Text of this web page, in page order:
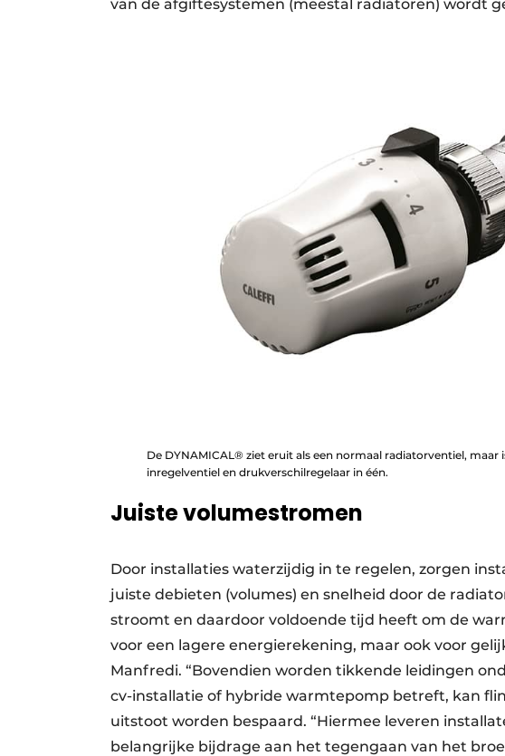
van de afgiftesystemen (meestal radiatoren) wordt
De DYNAMICAL® ziet eruit als een normaal radiatorventiel,
inregelventiel en drukverschilregelaar in één.
Juiste volumestromen
Door installaties waterzijdig in te regelen, zorgen
juiste debieten (volumes) en snelheid door de
stroomt en daardoor voldoende tijd heeft om de
voor een lagere energierekening, maar ook voor
Manfredi. “Bovendien worden tikkende leidingen
cv-installatie of hybride warmtepomp betreft, kan
uitstoot worden bespaard. “Hiermee leveren
belangrijke bijdrage aan het tegengaan van het